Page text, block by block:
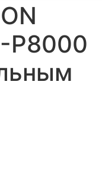
P8000